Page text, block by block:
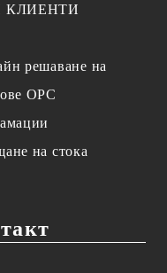
КЛИЕНТИ
решаване на
OPC
на стока